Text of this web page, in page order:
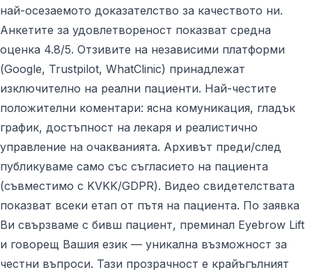
най-осезаемото доказателство за качеството ни.
Анкетите за удовлетвореност показват средна
оценка 4.8/5. Отзивите на независими платформи
(Google, Trustpilot, WhatClinic) принадлежат
изключително на реални пациенти. Най-честите
положителни коментари: ясна комуникация, гладък
график, достъпност на лекаря и реалистично
управление на очакванията. Архивът преди/след
публикуваме само със съгласието на пациента
(съвместимо с KVKK/GDPR). Видео свидетелствата
показват всеки етап от пътя на пациента. По заявка
Ви свързваме с бивш пациент, преминал Eyebrow Lift
и говорещ Вашия език — уникална възможност за
честни въпроси. Тази прозрачност е крайъгълният